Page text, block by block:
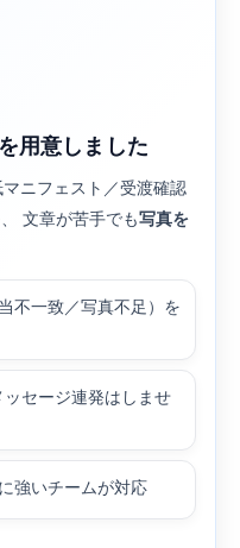
用意しました
ニフェスト／受渡確認
文章が苦手でも写真を
不一致／写真不足）を
セージ連発はしませ
強いチームが対応